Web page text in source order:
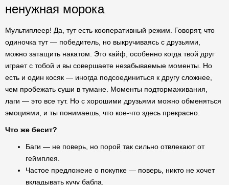
ненужная морока
Мультиплеер! Да, тут есть кооперативный режим. Говорят, что
одиночка тут — победитель, но выкручиваясь с друзьями,
можно затащить накатом. Это кайф, особенно когда твой друг
играет с тобой и вы совершаете незабываемые моменты. Но
есть и один косяк — иногда подсоединиться к другу сложнее,
чем пробежать суши в тумане. Моменты подтормаживания,
лаги — это все тут. Но с хорошими друзьями можно обменяться
эмоциями, и ты понимаешь, что кое-что здесь прекрасно.
Что же бесит?
Баги — не поверь, но порой так сильно отвлекают от
геймплея.
Частое предложеие о покупке — поверь, никто не хочет
вкладывать кучу бабла.